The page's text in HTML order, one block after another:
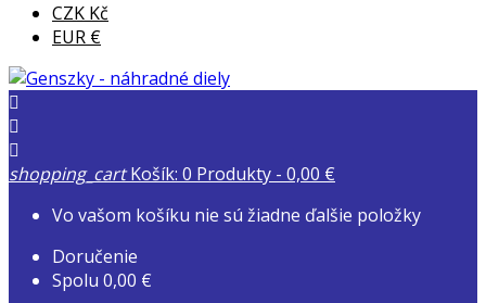
CZK Kč
EUR €



shopping_cart Košík: 0 Produkty - 0,00 €
Vo vašom košíku nie sú žiadne ďalšie položky
Doručenie
Spolu 0,00 €